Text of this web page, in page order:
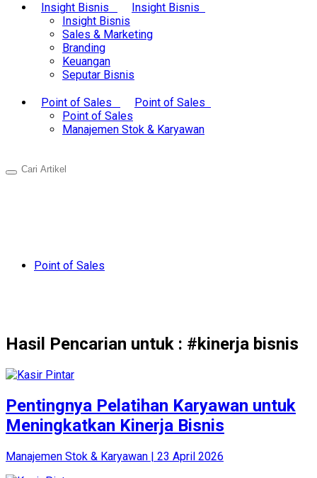
Insight Bisnis
Insight Bisnis
Insight Bisnis
Sales & Marketing
Branding
Keuangan
Seputar Bisnis
Point of Sales
Point of Sales
Point of Sales
Manajemen Stok & Karyawan
Point of Sales
Hasil Pencarian untuk : #kinerja bisnis
Pentingnya Pelatihan Karyawan untuk
Meningkatkan Kinerja Bisnis
Manajemen Stok & Karyawan | 23 April 2026